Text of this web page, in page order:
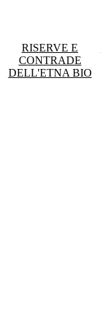
RISERVE E
CONTRADE
DELL'ETNA BIO